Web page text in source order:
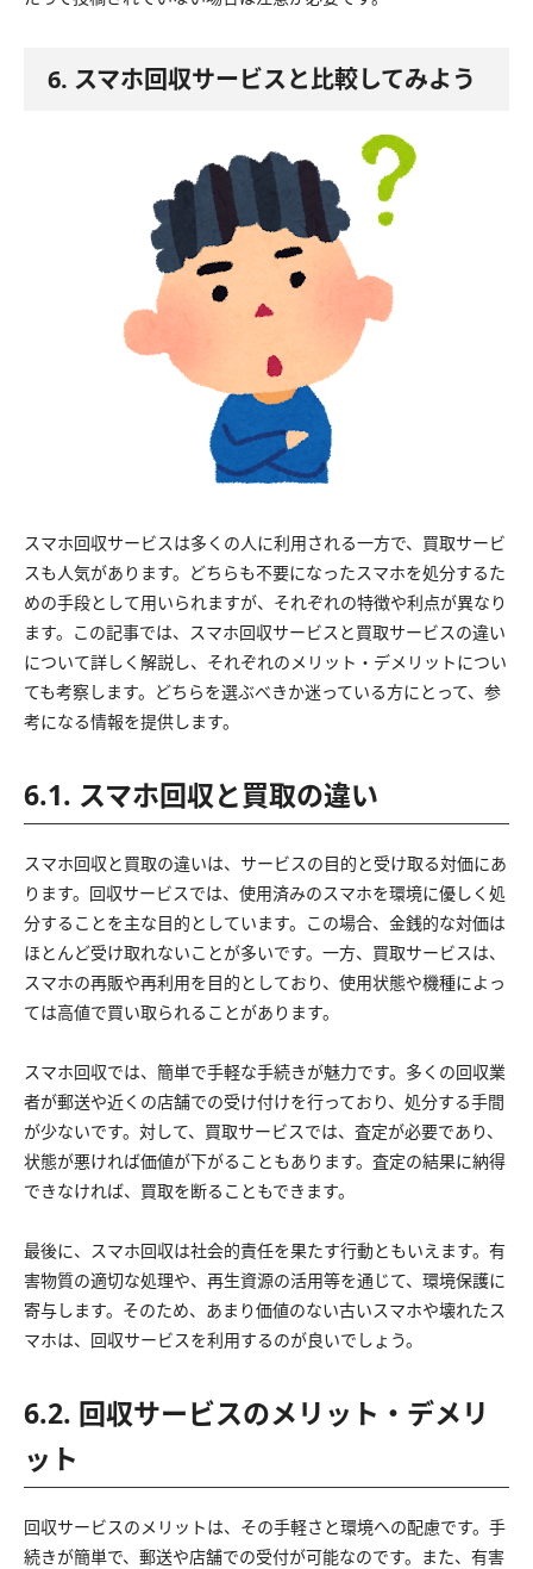
6. スマホ回収サービスと比較してみよう
スマホ回収サービスは多くの人に利用される一方で、買取サービ
スも人気があります。どちらも不要になったスマホを処分するた
めの手段として用いられますが、それぞれの特徴や利点が異なり
ます。この記事では、スマホ回収サービスと買取サービスの違い
について詳しく解説し、それぞれのメリット・デメリットについ
ても考察します。どちらを選ぶべきか迷っている方にとって、参
考になる情報を提供します。
6.1. スマホ回収と買取の違い
スマホ回収と買取の違いは、サービスの目的と受け取る対価にあ
ります。回収サービスでは、使用済みのスマホを環境に優しく処
分することを主な目的としています。この場合、金銭的な対価は
ほとんど受け取れないことが多いです。一方、買取サービスは、
スマホの再販や再利用を目的としており、使用状態や機種によっ
ては高値で買い取られることがあります。
スマホ回収では、簡単で手軽な手続きが魅力です。多くの回収業
者が郵送や近くの店舗での受け付けを行っており、処分する手間
が少ないです。対して、買取サービスでは、査定が必要であり、
状態が悪ければ価値が下がることもあります。査定の結果に納得
できなければ、買取を断ることもできます。
最後に、スマホ回収は社会的責任を果たす行動ともいえます。有
害物質の適切な処理や、再生資源の活用等を通じて、環境保護に
寄与します。そのため、あまり価値のない古いスマホや壊れたス
マホは、回収サービスを利用するのが良いでしょう。
6.2. 回収サービスのメリット・デメリ
ット
回収サービスのメリットは、その手軽さと環境への配慮です。手
続きが簡単で、郵送や店舗での受付が可能なのです。また、有害